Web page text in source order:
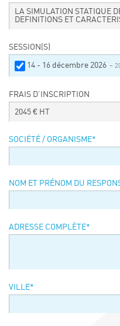
Nous choisir
LOCATION DE
Accès
Événements
FRENCH-CHINESE
LA SIMULATION STATIQUE
DEFINITIONS ET
SESSION(S)
14 - 16 décembre 2026 –
FRAIS D’INSCRIPTION
2045 € HT
SOCIÉTÉ / ORGANISME*
NOM ET PRÉNOM DU
ADRESSE COMPLÈTE*
VILLE*